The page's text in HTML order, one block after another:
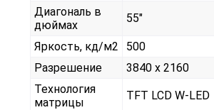
Диагональ в
дюймах
55"
Яркость, кд/м2
500
Разрешение
3840 x 2160
Технология
матрицы
TFT LCD W-LED